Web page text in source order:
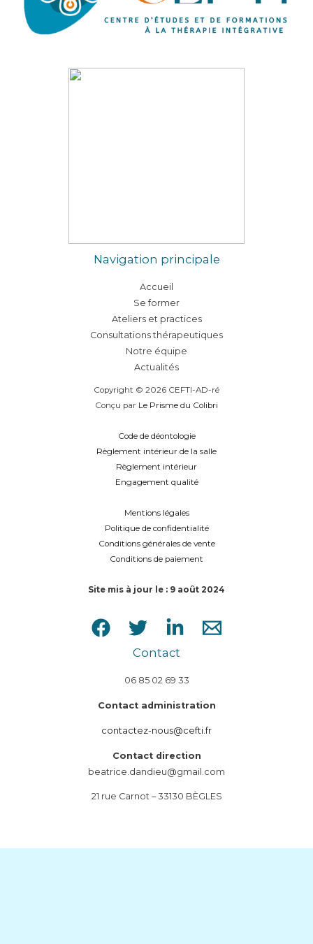
Navigation principale
Accueil
Se former
Ateliers et practices
Consultations thérapeutiques
Notre équipe
Actualités
Copyright © 2026 CEFTI-AD-ré
Conçu par Le Prisme du Colibri
Code de déontologie
Règlement intérieur de la salle
Règlement intérieur
Engagement qualité
Mentions légales
Politique de confidentialité
Conditions générales de vente
Conditions de paiement
Site mis à jour le : 9 août 2024
Contact
06 85 02 69 33
Contact administration
contactez-nous@cefti.fr
Contact direction
beatrice.dandieu@gmail.com
21 rue Carnot – 33130 BÈGLES